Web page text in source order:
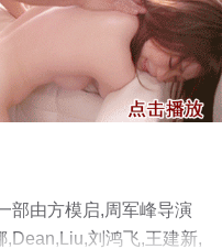
部由方模启,周军峰导演
刘鸿飞,王建新,